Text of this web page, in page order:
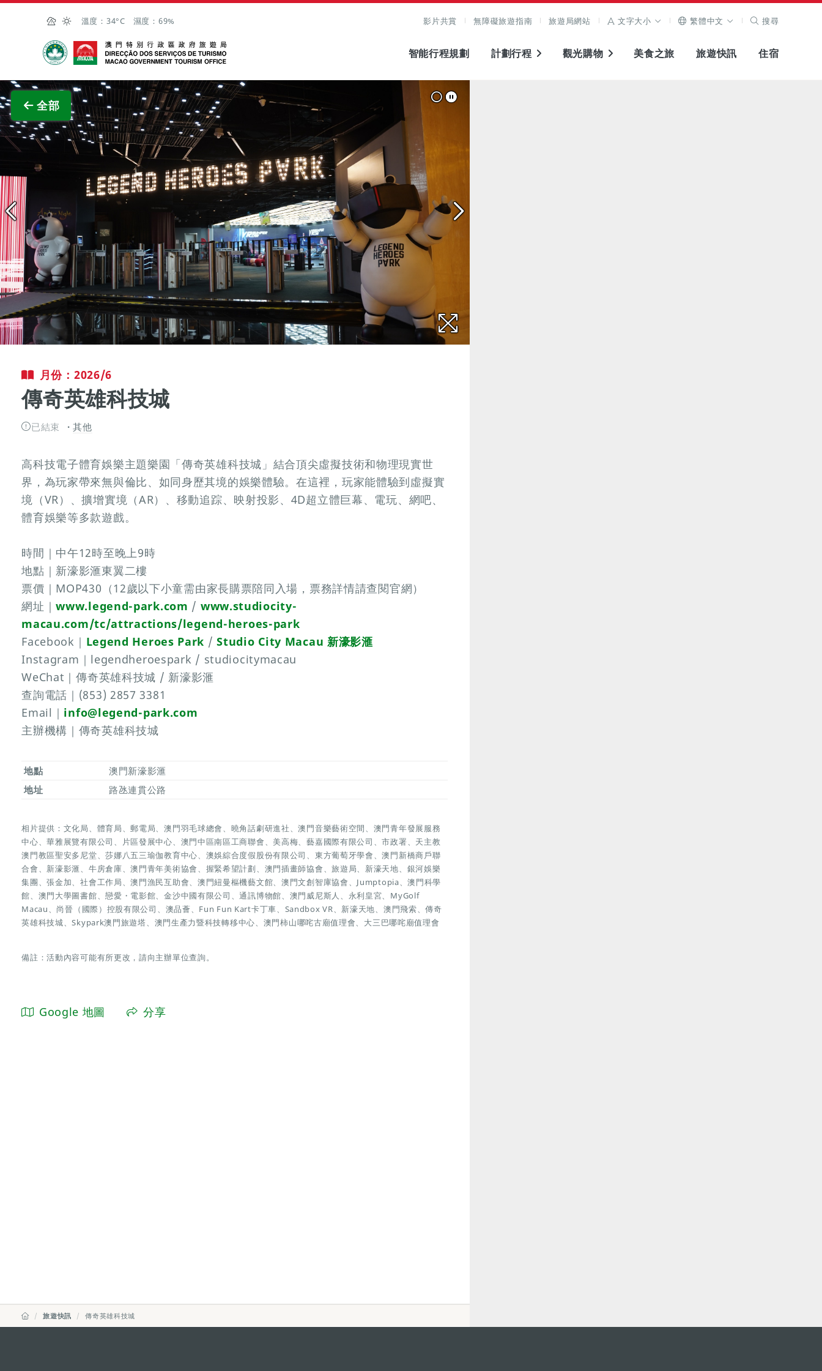
跳至主内容
溫度： 34°C 濕度： 69% 影片共賞 無障礙旅遊指南 旅遊局網站 文字大小 繁體中文 搜尋
澳門特別行政區政府旅遊局
智能行程規劃 計劃行程 觀光購物 美食之旅 旅遊快訊 住宿
全部
查看原圖
月份：2026/6
傳奇英雄科技城
已結束 其他
高科技電子體育娛樂主題樂園「傳奇英雄科技城」結合頂尖虛擬技術和物理現實世
界，為玩家帶來無與倫比、如同身歷其境的娛樂體驗。在這裡，玩家能體驗到虛擬實
境（VR）、擴增實境（AR）、移動追踪、映射投影、4D超立體巨幕、電玩、網吧、
體育娛樂等多款遊戲。
時間｜中午12時至晚上9時
地點｜新濠影滙東翼二樓
票價｜MOP430（12歲以下小童需由家長購票陪同入場，票務詳情請查閱官網）
網址｜www.legend-park.com / www.studiocity-
macau.com/tc/attractions/legend-heroes-park
Facebook｜ Legend Heroes Park /Studio City Macau 新濠影滙
Instagram｜legendheroespark / studiocitymacau
WeChat｜傳奇英雄科技城 / 新濠影滙
查詢電話｜(853) 2857 3381
Email｜ info@legend-park.com
主辦機構｜傳奇英雄科技城
地點
澳門新濠影滙
地址
路氹連貫公路
相片提供：文化局、體育局、郵電局、澳門羽毛球總會、曉角話劇研進社、澳門音樂藝術空間、澳門青年發展服務
中心、華雅展覽有限公司、片區發展中心、澳門中區南區工商聯會、美高梅、藝嘉國際有限公司、市政署、天主教
澳門教區聖安多尼堂、莎娜八五三瑜伽教育中心、澳娛綜合度假股份有限公司、東方葡萄牙學會、澳門新橋商戶聯
合會、新濠影滙、牛房倉庫、澳門青年美術協會、握緊希望計劃、澳門插畫師協會、旅遊局、新濠天地、銀河娛樂
集團、張金加、社會工作局、澳門漁民互助會、澳門紐曼樞機藝文館、澳門文創智庫協會、Jumptopia、澳門科學
館、澳門大學圖書館、戀愛・電影館、金沙中國有限公司、通訊博物館、澳門威尼斯人、永利皇宮、MyGolf
Macau、尚晉（國際）控股有限公司、澳品薈、Fun Fun Kart卡丁車、Sandbox VR、新濠天地、澳門飛索、傳奇
英雄科技城、Skypark澳門旅遊塔、澳門生產力暨科技轉移中心、澳門柿山哪咤古廟值理會、大三巴哪咤廟值理會
備註：活動內容可能有所更改，請向主辦單位查詢。
Google 地圖 分享
旅遊快訊 傳奇英雄科技城